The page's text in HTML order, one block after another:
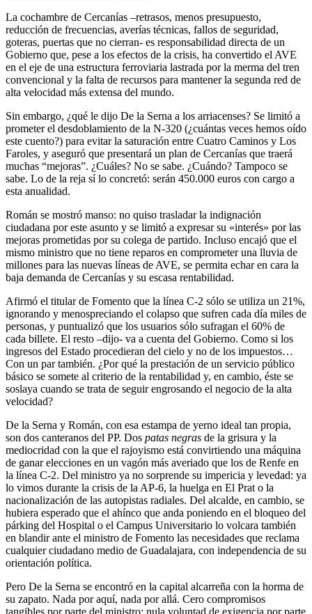
La cochambre de Cercanías –retrasos, menos presupuesto,
reducción de frecuencias, averías técnicas, fallos de seguridad,
goteras, puertas que no cierran- es responsabilidad directa de un
Gobierno que, pese a los efectos de la crisis, ha convertido el AVE
en el eje de una estructura ferroviaria lastrada por la merma del tren
convencional y la falta de recursos para mantener la segunda red de
alta velocidad más extensa del mundo.
Sin embargo, ¿qué le dijo De la Serna a los arriacenses? Se limitó a
prometer el desdoblamiento de la N-320 (¿cuántas veces hemos oído
este cuento?) para evitar la saturación entre Cuatro Caminos y Los
Faroles, y aseguró que presentará un plan de Cercanías que traerá
muchas “mejoras”. ¿Cuáles? No se sabe. ¿Cuándo? Tampoco se
sabe. Lo de la reja sí lo concretó: serán 450.000 euros con cargo a
esta anualidad.
Román se mostró manso: no quiso trasladar la indignación
ciudadana por este asunto y se limitó a expresar su «interés» por las
mejoras prometidas por su colega de partido. Incluso encajó que el
mismo ministro que no tiene reparos en comprometer una lluvia de
millones para las nuevas líneas de AVE, se permita echar en cara la
baja demanda de Cercanías y su escasa rentabilidad.
Afirmó el titular de Fomento que la línea C-2 sólo se utiliza un 21%,
ignorando y menospreciando el colapso que sufren cada día miles de
personas, y puntualizó que los usuarios sólo sufragan el 60% de
cada billete. El resto –dijo- va a cuenta del Gobierno. Como si los
ingresos del Estado procedieran del cielo y no de los impuestos…
Con un par también. ¿Por qué la prestación de un servicio público
básico se somete al criterio de la rentabilidad y, en cambio, éste se
soslaya cuando se trata de seguir engrosando el negocio de la alta
velocidad?
De la Serna y Román, con esa estampa de yerno ideal tan propia,
son dos canteranos del PP. Dos patas negras de la grisura y la
mediocridad con la que el rajoyismo está convirtiendo una máquina
de ganar elecciones en un vagón más averiado que los de Renfe en
la línea C-2. Del ministro ya no sorprende su impericia y levedad: ya
lo vimos durante la crisis de la AP-6, la huelga en El Prat o la
nacionalización de las autopistas radiales. Del alcalde, en cambio, se
hubiera esperado que el ahínco que anda poniendo en el bloqueo del
párking del Hospital o el Campus Universitario lo volcara también
en blandir ante el ministro de Fomento las necesidades que reclama
cualquier ciudadano medio de Guadalajara, con independencia de su
orientación política.
Pero De la Serna se encontró en la capital alcarreña con la horma de
su zapato. Nada por aquí, nada por allá. Cero compromisos
tangibles por parte del ministro; nula voluntad de exigencia por parte